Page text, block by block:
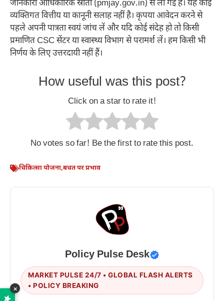
जानकारी आधिकारिक स्रोतों (pmjay.gov.in) से ली गई है। यह कोई
व्यक्तिगत वित्तीय या कानूनी सलाह नहीं है। कृपया आवेदन करने से
पहले अपनी पात्रता स्वयं जांच लें और यदि कोई संदेह हो तो किसी
प्रमाणित CSC सेंटर या स्वास्थ्य विभाग से परामर्श लें। हम किसी भी
निर्णय के लिए उत्तरदायी नहीं हैं।
How useful was this post?
Click on a star to rate it!
No votes so far! Be the first to rate this post.
चिकित्सा योजना,बचत पर प्रभाव
Policy Pulse Desk
MARKET PULSE 24/7 • GLOBAL FLASH ALERTS
• POLICY BREAKING
×